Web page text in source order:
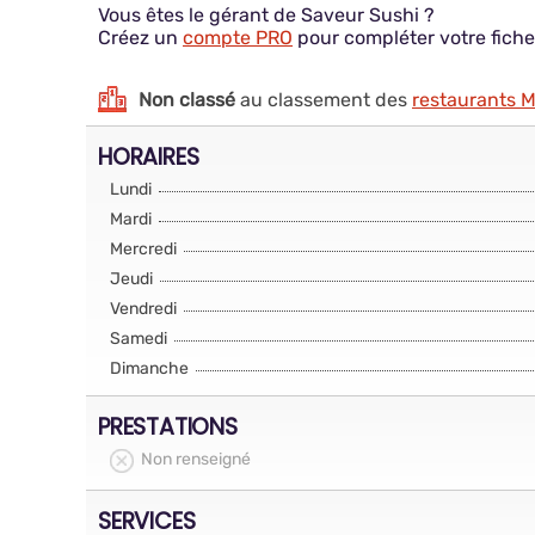
Vous êtes le gérant de Saveur Sushi ?
Créez un compte PRO pour compléter votre
Non classé au classement des restaurants
HORAIRES
Lundi
Mardi
Mercredi
Jeudi
Vendredi
Samedi
Dimanche
PRESTATIONS
Non renseigné
SERVICES